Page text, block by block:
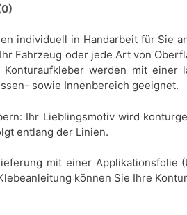
individuell in Handarbeit für Sie
Fahrzeug oder jede Art von
Konturaufkleber werden mit
sowie Innenbereich geeignet.
Ihr Lieblingsmotiv wird
entlang der Linien.
mit einer Applikationsfolie
können Sie Ihre